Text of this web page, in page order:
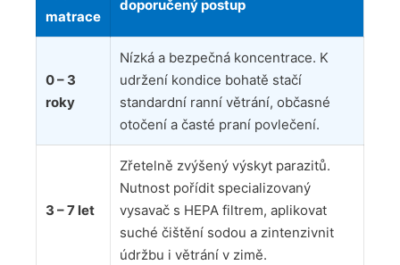
matrace
doporučený postup
0 – 3
roky
Nízká a bezpečná koncentrace. K
udržení kondice bohatě stačí
standardní ranní větrání, občasné
otočení a časté praní povlečení.
3 – 7 let
Zřetelně zvýšený výskyt parazitů.
Nutnost pořídit specializovaný
vysavač s HEPA filtrem, aplikovat
suché čištění sodou a zintenzivnit
údržbu i větrání v zimě.